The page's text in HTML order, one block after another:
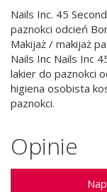
Nails Inc. 45
paznokci odcień
Makijaż / makijaż
Nails Inc Nails Inc
lakier do paznokci
higiena osobista
paznokci.
Opinie